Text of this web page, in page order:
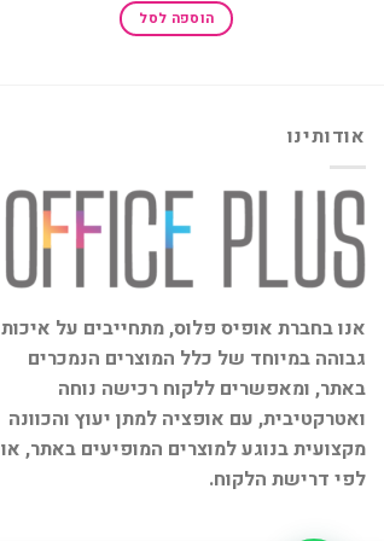
הוספה לסל
אודותינו
אנו בחברת אופיס פלוס, מתחייבים על איכות
גבוהה במיוחד של כלל המוצרים הנמכרים
באתר, ומאפשרים ללקוח רכישה נוחה
ואטרקטיבית, עם אופציה למתן יעוץ והכוונה
מקצועית בנוגע למוצרים המופיעים באתר, או
לפי דרישת הלקוח.